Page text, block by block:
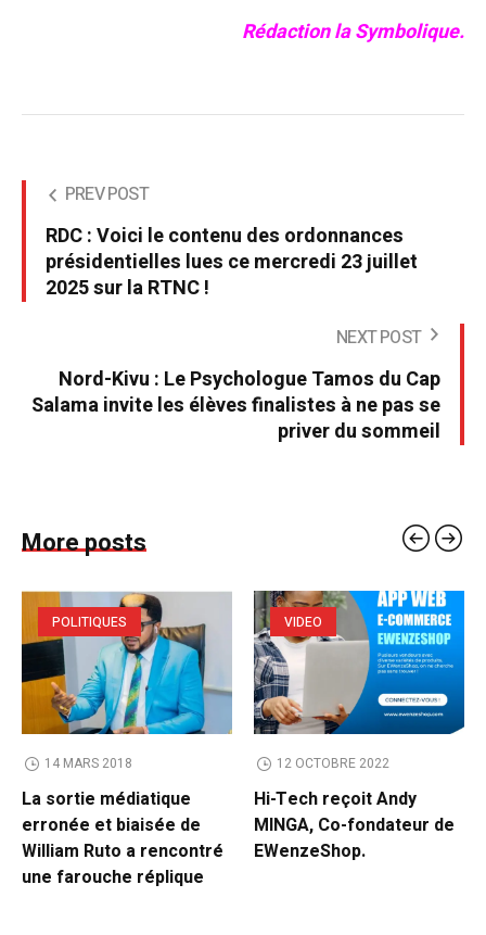
Rédaction la Symbolique.
PREV POST
RDC : Voici le contenu des ordonnances
présidentielles lues ce mercredi 23 juillet
2025 sur la RTNC !
NEXT POST
Nord-Kivu : Le Psychologue Tamos du Cap
Salama invite les élèves finalistes à ne pas se
priver du sommeil
More posts
POLITIQUES
14 MARS 2018
La sortie médiatique
erronée et biaisée de
William Ruto a rencontré
une farouche réplique
VIDEO
12 OCTOBRE 2022
Hi-Tech reçoit Andy
MINGA, Co-fondateur de
EWenzeShop.